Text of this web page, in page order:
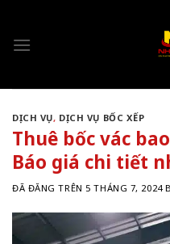
nội
DỊCH VỤ, DỊCH VỤ BỐC XẾP
Thuê bốc vác
Báo giá chi tiết
ĐÃ ĐĂNG TRÊN 5 THÁNG 7, 2024